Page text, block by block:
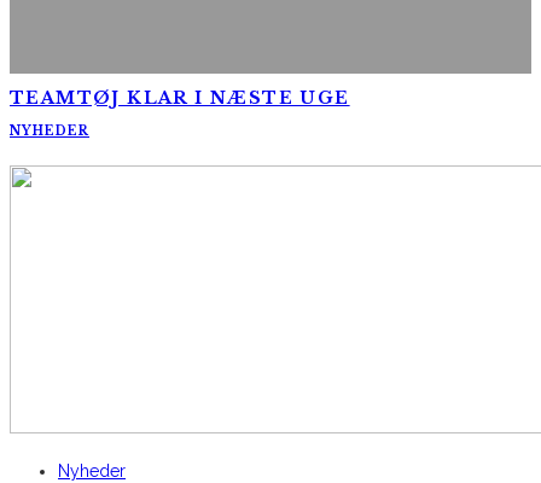
TEAMTØJ KLAR I NÆSTE UGE
NYHEDER
Nyheder